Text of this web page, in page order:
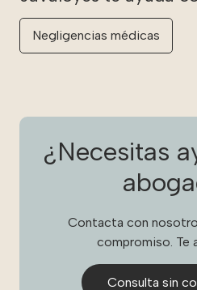
Negligencias médicas
¿Necesitas
Contacta con
compromiso. Te
Consulta sin